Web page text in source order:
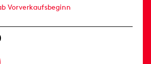
Vorverkaufsbeginn